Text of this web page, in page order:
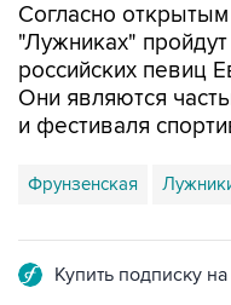
Согласно
"Лужниках"
российских певиц
Они являются
и фестиваля
Фрунзенская
Купить подписку